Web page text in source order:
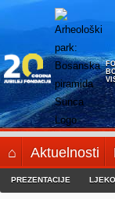
⌂ Aktuelnosti
PREZENTACIJE